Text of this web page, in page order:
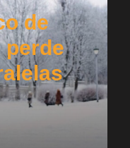
de
perde